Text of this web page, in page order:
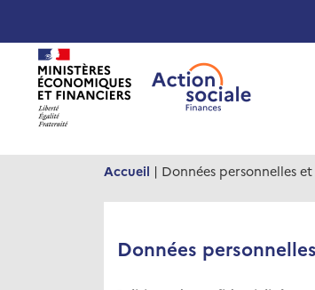
Accueil | Données personnelles
Données